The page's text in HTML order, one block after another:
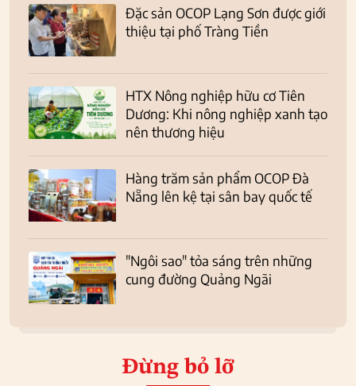
Đặc sản OCOP Lạng Sơn được giới
thiệu tại phố Tràng Tiền
HTX Nông nghiệp hữu cơ Tiên
Dương: Khi nông nghiệp xanh tạo
nên thương hiệu
Hàng trăm sản phẩm OCOP Đà
Nẵng lên kệ tại sân bay quốc tế
"Ngôi sao" tỏa sáng trên những
cung đường Quảng Ngãi
Đừng bỏ lỡ